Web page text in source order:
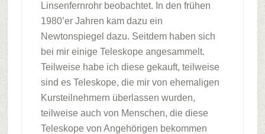
Linsenfernrohr beobachtet. In den frühen
1980’er Jahren kam dazu ein
Newtonspiegel dazu. Seitdem haben sich
bei mir einige Teleskope angesammelt.
Teilweise habe ich diese gekauft, teilweise
sind es Teleskope, die mir von ehemaligen
Kursteilnehmern überlassen wurden,
teilweise auch von Menschen, die diese
Teleskope von Angehörigen bekommen